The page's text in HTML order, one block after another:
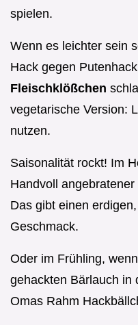
spielen.
Wenn es leichter sein
Hack gegen
Fleischklößchen
vegetarische Version:
nutzen.
Saisonalität rockt! Im
Handvoll
Das gibt einen
Geschmack.
Oder im Frühling,
gehackten Bärlauch in
Omas Rahm